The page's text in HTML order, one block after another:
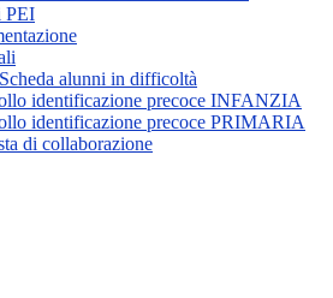
PEI
alunni in difficoltà
identificazione precoce INFANZIA
identificazione precoce PRIMARIA
di collaborazione